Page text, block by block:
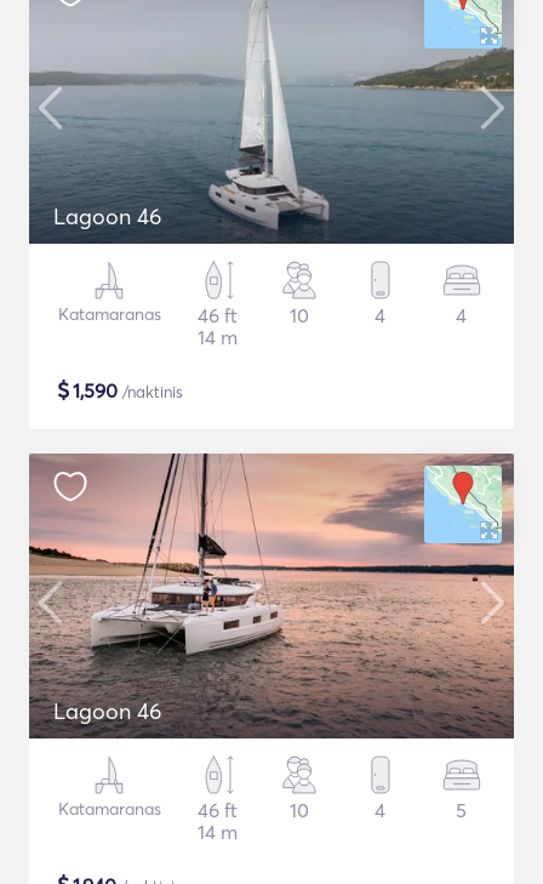
Lagoon 46
Katamaranas
46 ft
14 m
10 4 4
$1,590 /naktinis
Lagoon 46
Katamaranas
46 ft
14 m
10 4 5